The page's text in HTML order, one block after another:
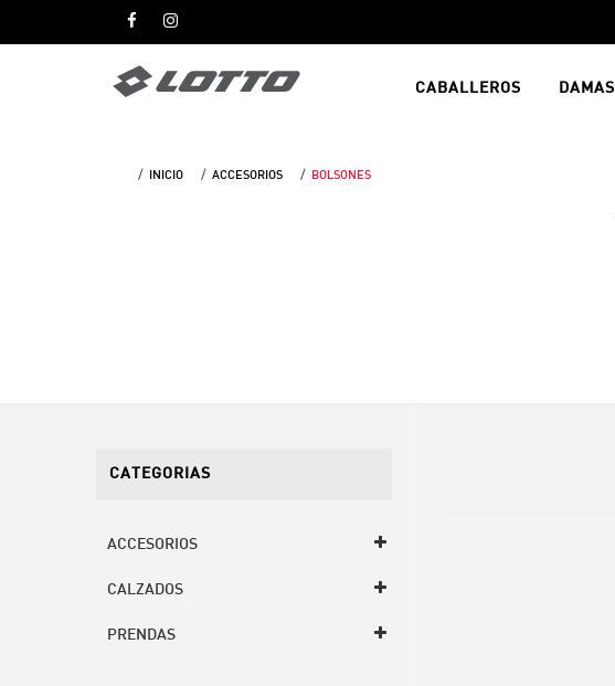
CABALLEROS DAMAS
INICIO ACCESORIOS BOLSONES
CATEGORIAS
ACCESORIOS
CALZADOS
PRENDAS